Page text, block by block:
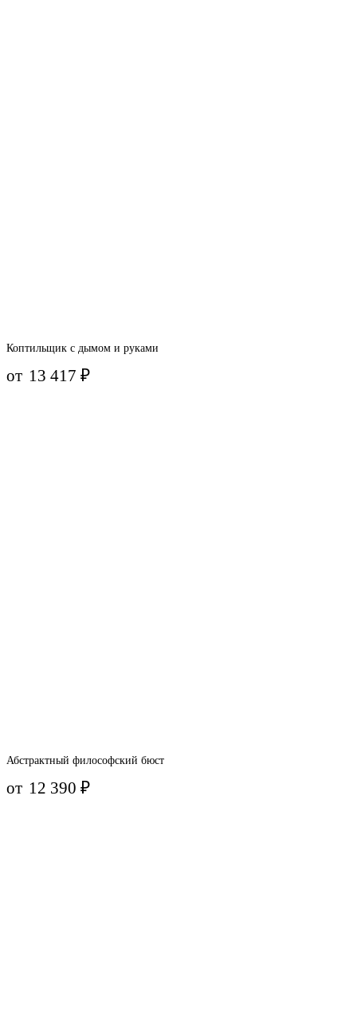
Коптильщик с дымом и руками
от 13 417₽
Абстрактный философский бюст
от 12 390₽